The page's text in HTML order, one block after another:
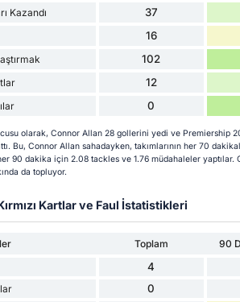
Kazandı 37
16
102
12
0
olarak, Connor Allan 28 gollerini yedi ve Premiership
Bu, Connor Allan sahadayken, takımlarının her 70
90 dakika için 2.08 tackles ve 1.76 müdahaleler yaptılar.
da topluyor.
Kartlar ve Faul İstatistikleri
Toplam 90
4
0